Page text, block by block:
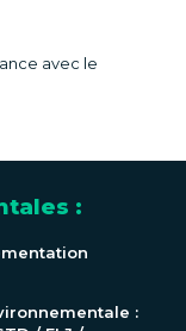
avec le
:
: